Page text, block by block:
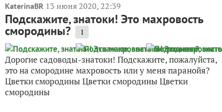
KaterinaBR 13 июня 2020, 22:39
Подскажите, знатоки! Это махровость
смородины? 1
Дорогие садоводы-знатоки! Подскажите, пожалуйста,
это на смородине махровость или у меня паранойя?
Цветки смородины Цветки смородины Цветки
смородины